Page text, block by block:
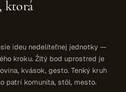
ktorá
ideu nedeliteľnej jednotky —
kroku. Žltý bod uprostred je
kvások, gesto. Tenký kruh
patrí komunita, stôl, mesto.